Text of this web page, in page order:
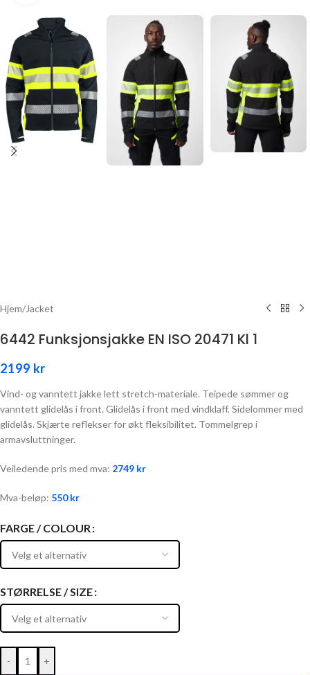
Hjem/Jacket
6442 Funksjonsjakke EN ISO 20471 Kl 1
2199 kr
Vind- og vanntett jakke lett stretch-materiale. Teipede sømmer og
vanntett glidelås i front. Glidelås i front med vindklaff. Sidelommer med
glidelås. Skjærte reflekser for økt fleksibilitet. Tommelgrep i
armavsluttninger.
Veiledende pris med mva: 2749 kr
Mva-beløp: 550kr
FARGE / COLOUR
STØRRELSE / SIZE
- +